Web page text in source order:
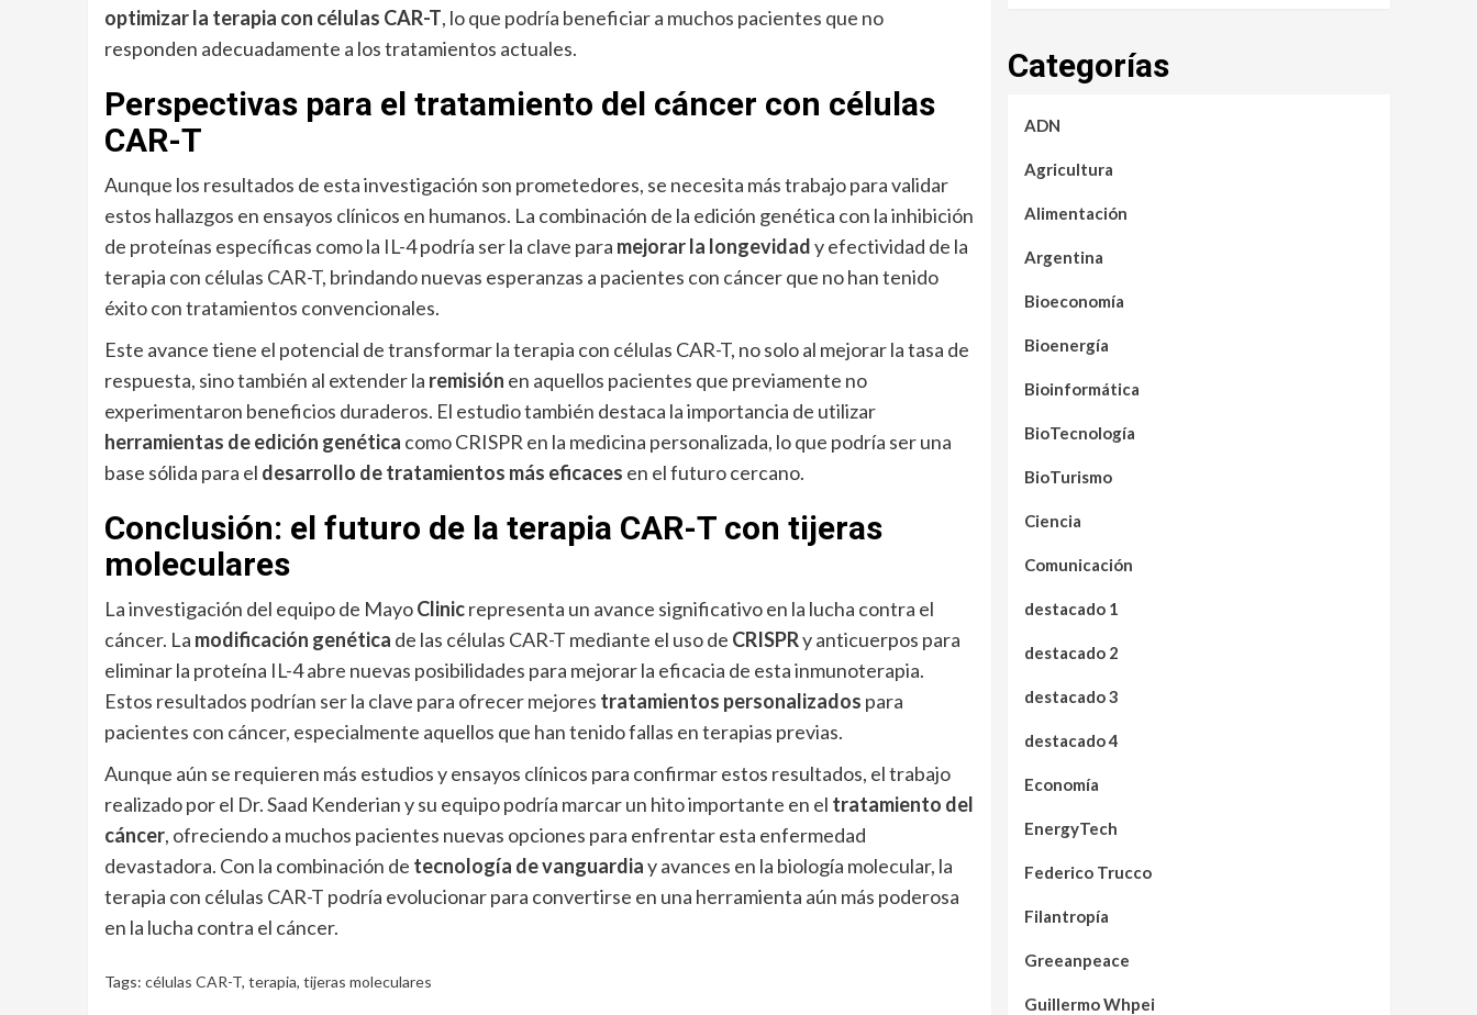
optimizar la terapia con células CAR-T, lo que podría beneficiar a muchos pacientes que no
responden adecuadamente a los tratamientos actuales.
Perspectivas para el tratamiento del cáncer con células
CAR-T
Aunque los resultados de esta investigación son prometedores, se necesita más trabajo para validar
estos hallazgos en ensayos clínicos en humanos. La combinación de la edición genética con la inhibición
de proteínas específicas como la IL-4 podría ser la clave para mejorar la longevidady efectividad de la
terapia con células CAR-T, brindando nuevas esperanzas a pacientes con cáncer que no han tenido
éxito con tratamientos convencionales.
Este avance tiene el potencial de transformar la terapia con células CAR-T, no solo al mejorar la tasa de
respuesta, sino también al extender la remisión en aquellos pacientes que previamente no
experimentaron beneficios duraderos. El estudio también destaca la importancia de utilizar
herramientas de edición genética como CRISPR en la medicina personalizada, lo que podría ser una
base sólida para el desarrollo de tratamientos más eficaces en el futuro cercano.
Conclusión: el futuro de la terapia CAR-T con tijeras
moleculares
La investigación del equipo de MayoClinicrepresenta un avance significativo en la lucha contra el
cáncer. La modificación genética de las células CAR-T mediante el uso de CRISPRy anticuerpos para
eliminar la proteína IL-4 abre nuevas posibilidades para mejorar la eficacia de esta inmunoterapia.
Estos resultados podrían ser la clave para ofrecer mejores tratamientos personalizados para
pacientes con cáncer, especialmente aquellos que han tenido fallas en terapias previas.
Aunque aún se requieren más estudios y ensayos clínicos para confirmar estos resultados, el trabajo
realizado por el Dr. Saad Kenderian y su equipo podría marcar un hito importante en el tratamiento del
cáncer, ofreciendo a muchos pacientes nuevas opciones para enfrentar esta enfermedad
devastadora. Con la combinación de tecnología de vanguardiay avances en la biología molecular, la
terapia con células CAR-T podría evolucionar para convertirse en una herramienta aún más poderosa
en la lucha contra el cáncer.
Tags: células CAR-T, terapia, tijeras moleculares
Categorías
ADN
Agricultura
Alimentación
Argentina
Bioeconomía
Bioenergía
Bioinformática
BioTecnología
BioTurismo
Ciencia
Comunicación
destacado 1
destacado 2
destacado 3
destacado 4
Economía
EnergyTech
Federico Trucco
Filantropía
Greeanpeace
Guillermo Whpei